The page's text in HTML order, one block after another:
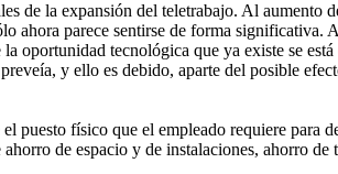
de la expansión del teletrabajo. Al aumento
parece sentirse de forma significativa.
oportunidad tecnológica que ya existe se
y ello es debido, aparte del posible
puesto físico que el empleado requiere
de espacio y de instalaciones, ahorro